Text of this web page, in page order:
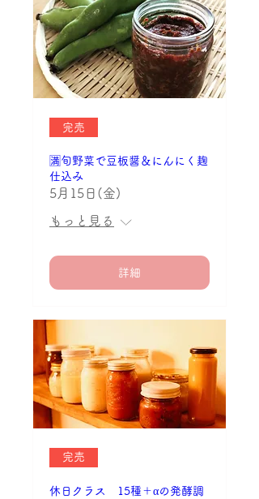
完売
🈵旬野菜で豆板醤＆にんにく麹
仕込み
5月15日(金)
もっと見る
詳細
完売
休日クラス 15種＋αの発酵調